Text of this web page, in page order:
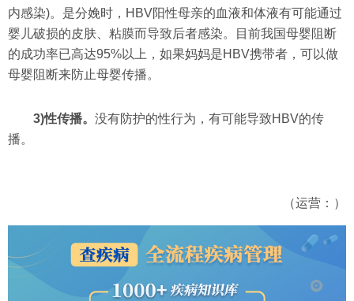
内感染)。是分娩时，HBV阳性母亲的血液和体液有可能通过
婴儿破损的皮肤、粘膜而导致后者感染。目前我国母婴阻断
的成功率已高达95%以上，如果妈妈是HBV携带者，可以做
母婴阻断来防止母婴传播。
3)性传播。 没有防护的性行为，有可能导致HBV的传
播。
（运营：）